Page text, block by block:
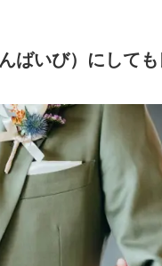
ばいび）にしても